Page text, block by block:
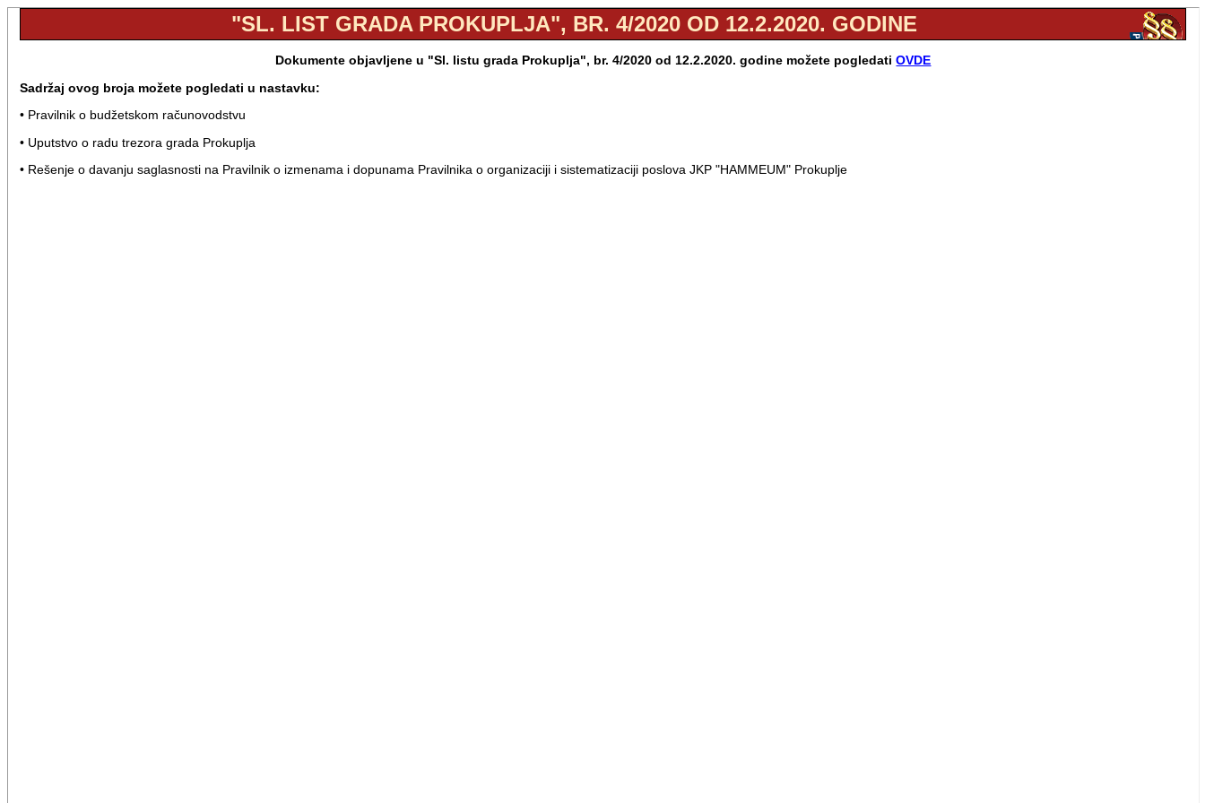
"SL. LIST GRADA PROKUPLJA", BR. 4/2020 OD 12.2.2020. GODINE
Dokumente objavljene u "Sl. listu grada Prokuplja", br. 4/2020 od 12.2.2020. godine možete pogledatiOVDE
Sadržaj ovog broja možete pogledati u nastavku:
• Pravilnik o budžetskom računovodstvu
• Uputstvo o radu trezora grada Prokuplja
• Rešenje o davanju saglasnosti na Pravilnik o izmenama i dopunama Pravilnika o organizaciji i sistematizaciji poslova JKP "HAMMEUM" Prokuplje